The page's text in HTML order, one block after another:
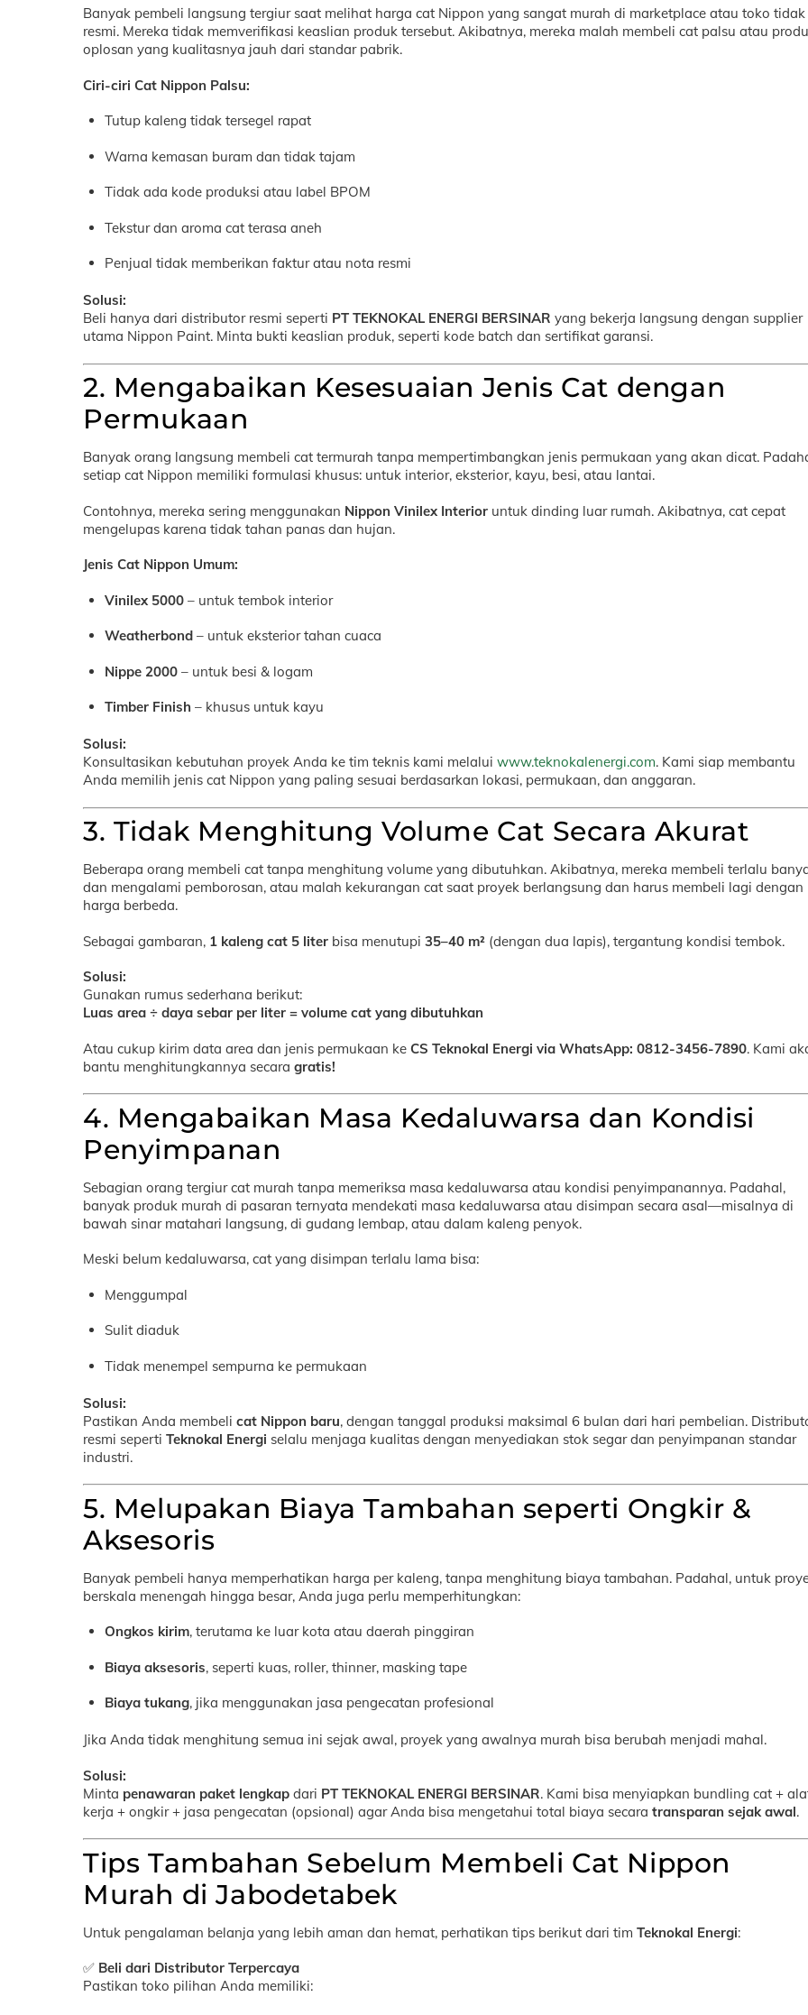
Banyak pembeli langsung tergiur saat melihat harga cat Nippon yang sangat murah di marketplace atau toko tidak
resmi. Mereka tidak memverifikasi keaslian produk tersebut. Akibatnya, mereka malah membeli cat palsu atau
oplosan yang kualitasnya jauh dari standar pabrik.
Ciri-ciri Cat Nippon Palsu:
Tutup kaleng tidak tersegel rapat
Warna kemasan buram dan tidak tajam
Tidak ada kode produksi atau label BPOM
Tekstur dan aroma cat terasa aneh
Penjual tidak memberikan faktur atau nota resmi
Solusi:
Beli hanya dari distributor resmi seperti PT TEKNOKAL ENERGI BERSINAR yang bekerja langsung dengan supplier
utama Nippon Paint. Minta bukti keaslian produk, seperti kode batch dan sertifikat garansi.
2. Mengabaikan Kesesuaian Jenis Cat dengan
Permukaan
Banyak orang langsung membeli cat termurah tanpa mempertimbangkan jenis permukaan yang akan dicat.
setiap cat Nippon memiliki formulasi khusus: untuk interior, eksterior, kayu, besi, atau lantai.
Contohnya, mereka sering menggunakan Nippon Vinilex Interior untuk dinding luar rumah. Akibatnya, cat cepat
mengelupas karena tidak tahan panas dan hujan.
Jenis Cat Nippon Umum:
Vinilex 5000 – untuk tembok interior
Weatherbond – untuk eksterior tahan cuaca
Nippe 2000 – untuk besi & logam
Timber Finish – khusus untuk kayu
Solusi:
Konsultasikan kebutuhan proyek Anda ke tim teknis kami melalui www.teknokalenergi.com. Kami siap membantu
Anda memilih jenis cat Nippon yang paling sesuai berdasarkan lokasi, permukaan, dan anggaran.
3. Tidak Menghitung Volume Cat Secara Akurat
Beberapa orang membeli cat tanpa menghitung volume yang dibutuhkan. Akibatnya, mereka membeli terlalu
dan mengalami pemborosan, atau malah kekurangan cat saat proyek berlangsung dan harus membeli lagi dengan
harga berbeda.
Sebagai gambaran, 1 kaleng cat 5 liter bisa menutupi 35–40 m² (dengan dua lapis), tergantung kondisi tembok.
Solusi:
Gunakan rumus sederhana berikut:
Luas area ÷ daya sebar per liter = volume cat yang dibutuhkan
Atau cukup kirim data area dan jenis permukaan ke CS Teknokal Energi via WhatsApp: 0812-3456-7890. Kami
bantu menghitungkannya secara gratis!
4. Mengabaikan Masa Kedaluwarsa dan Kondisi
Penyimpanan
Sebagian orang tergiur cat murah tanpa memeriksa masa kedaluwarsa atau kondisi penyimpanannya. Padahal,
banyak produk murah di pasaran ternyata mendekati masa kedaluwarsa atau disimpan secara asal—misalnya di
bawah sinar matahari langsung, di gudang lembap, atau dalam kaleng penyok.
Meski belum kedaluwarsa, cat yang disimpan terlalu lama bisa:
Menggumpal
Sulit diaduk
Tidak menempel sempurna ke permukaan
Solusi:
Pastikan Anda membeli cat Nippon baru, dengan tanggal produksi maksimal 6 bulan dari hari pembelian.
resmi seperti Teknokal Energi selalu menjaga kualitas dengan menyediakan stok segar dan penyimpanan standar
industri.
5. Melupakan Biaya Tambahan seperti Ongkir &
Aksesoris
Banyak pembeli hanya memperhatikan harga per kaleng, tanpa menghitung biaya tambahan. Padahal, untuk
berskala menengah hingga besar, Anda juga perlu memperhitungkan:
Ongkos kirim, terutama ke luar kota atau daerah pinggiran
Biaya aksesoris, seperti kuas, roller, thinner, masking tape
Biaya tukang, jika menggunakan jasa pengecatan profesional
Jika Anda tidak menghitung semua ini sejak awal, proyek yang awalnya murah bisa berubah menjadi mahal.
Solusi:
Minta penawaran paket lengkap dari PT TEKNOKAL ENERGI BERSINAR. Kami bisa menyiapkan bundling cat +
kerja + ongkir + jasa pengecatan (opsional) agar Anda bisa mengetahui total biaya secara transparan sejak awal.
Tips Tambahan Sebelum Membeli Cat Nippon
Murah di Jabodetabek
Untuk pengalaman belanja yang lebih aman dan hemat, perhatikan tips berikut dari tim Teknokal Energi:
✅ Beli dari Distributor Terpercaya
Pastikan toko pilihan Anda memiliki: